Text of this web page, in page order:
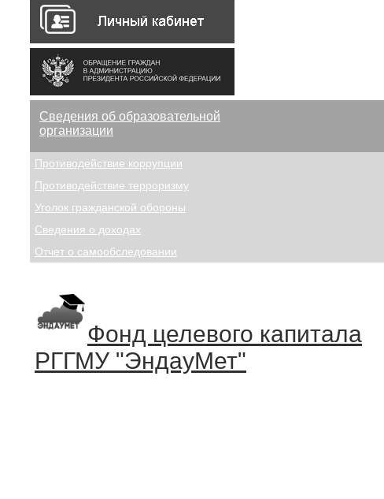
Сведения об образовательной
организации
Противодействие коррупции
Противодействие терроризму
Уголок гражданской обороны
Сведения о доходах
Отчет о самообследовании
Фонд целевого капитала
РГГМУ "ЭндауМет"